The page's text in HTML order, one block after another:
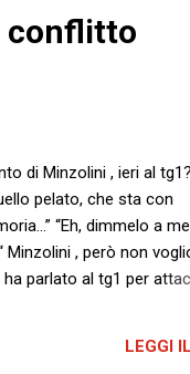
conflitto
di Minzolini , ieri al
pelato, che sta con
“Eh, dimmelo a
, però non
parlato al tg1 per
di...?” “Di
LEGGI